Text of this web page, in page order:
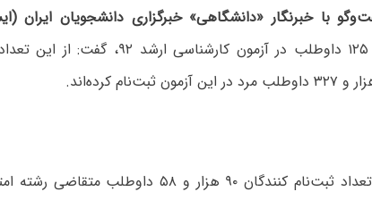
با خبرنگار «دانشگاهی» خبرگزاری دانشجویان ایران
وی با بیان اینکه از تعداد ثبت‌نام کنندگان ۹۰ هزار و ۵۸